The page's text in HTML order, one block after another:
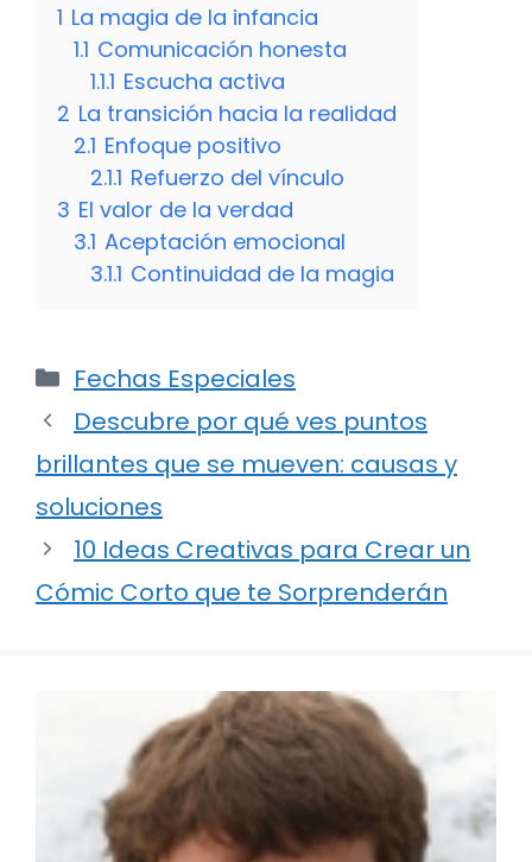
1 La magia de la infancia
1.1 Comunicación honesta
1.1.1 Escucha activa
2 La transición hacia la realidad
2.1 Enfoque positivo
2.1.1 Refuerzo del vínculo
3 El valor de la verdad
3.1 Aceptación emocional
3.1.1 Continuidad de la magia
Categorías
Fechas Especiales
Descubre por qué ves puntos
brillantes que se mueven: causas y
soluciones
10 Ideas Creativas para Crear un
Cómic Corto que te Sorprenderán